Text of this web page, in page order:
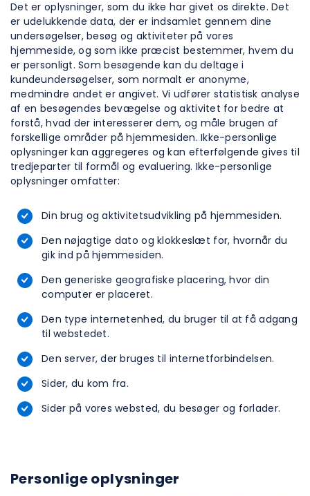
Det er oplysninger, som du ikke har givet os direkte. Det
er udelukkende data, der er indsamlet gennem dine
undersøgelser, besøg og aktiviteter på vores
hjemmeside, og som ikke præcist bestemmer, hvem du
er personligt. Som besøgende kan du deltage i
kundeundersøgelser, som normalt er anonyme,
medmindre andet er angivet. Vi udfører statistisk analyse
af en besøgendes bevægelse og aktivitet for bedre at
forstå, hvad der interesserer dem, og måle brugen af
forskellige områder på hjemmesiden. Ikke-personlige
oplysninger kan aggregeres og kan efterfølgende gives til
tredjeparter til formål og evaluering. Ikke-personlige
oplysninger omfatter:
Din brug og aktivitetsudvikling på hjemmesiden.
Den nøjagtige dato og klokkeslæt for, hvornår du
gik ind på hjemmesiden.
Den generiske geografiske placering, hvor din
computer er placeret.
Den type internetenhed, du bruger til at få adgang
til webstedet.
Den server, der bruges til internetforbindelsen.
Sider, du kom fra.
Sider på vores websted, du besøger og forlader.
Personlige oplysninger